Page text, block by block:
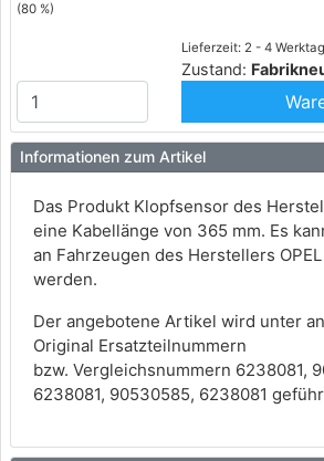
(80 %)
Lieferzeit: 2 - 4
Zustand:
Informationen zum Artikel
Das Produkt Klopfsensor des
eine Kabellänge von 365 mm. Es
an Fahrzeugen des Herstellers
werden.
Der angebotene Artikel wird unter
Original Ersatzteilnummern
bzw. Vergleichsnummern 6238081,
6238081, 90530585, 6238081